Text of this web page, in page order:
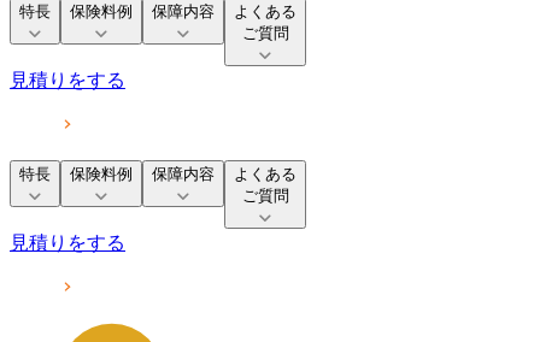
特長 保険料例 保障内容
よくある
ご質問
見積りをする
特長 保険料例 保障内容
よくある
ご質問
見積りをする